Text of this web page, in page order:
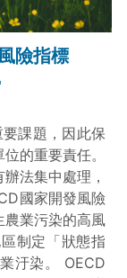
險指標
的重要責任。
法集中處理，
國家開發風險
農業污染的高風
制定「狀態指
汙染。 OECD